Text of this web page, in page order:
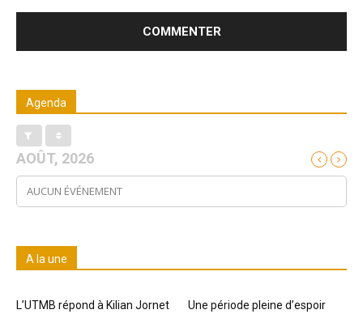
Agenda
AOÛT, 2026
AUCUN ÉVÉNEMENT
A la une
L’UTMB répond à Kilian Jornet Une période pleine d’espoir